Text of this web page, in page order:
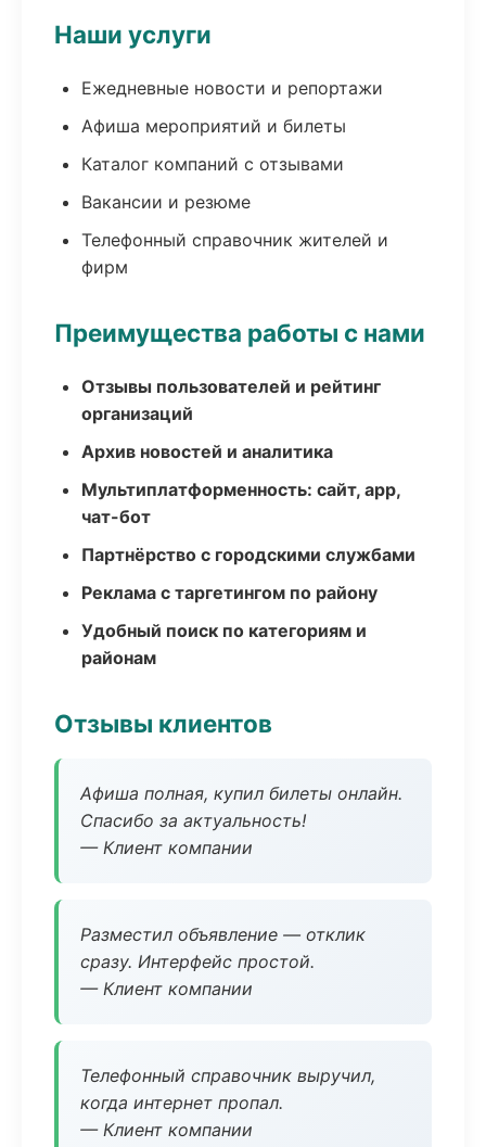
Наши услуги
Ежедневные новости и репортажи
Афиша мероприятий и билеты
Каталог компаний с отзывами
Вакансии и резюме
Телефонный справочник жителей и
фирм
Преимущества работы с нами
Отзывы пользователей и рейтинг
организаций
Архив новостей и аналитика
Мультиплатформенность: сайт, app,
чат-бот
Партнёрство с городскими службами
Реклама с таргетингом по району
Удобный поиск по категориям и
районам
Отзывы клиентов
Афиша полная, купил билеты онлайн.
Спасибо за актуальность!
— Клиент компании
Разместил объявление — отклик
сразу. Интерфейс простой.
— Клиент компании
Телефонный справочник выручил,
когда интернет пропал.
— Клиент компании